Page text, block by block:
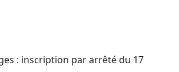
: inscription par arrêté du 17